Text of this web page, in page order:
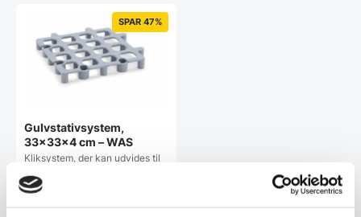
SPAR 47%
Gulvstativsystem,
33x33x4 cm – WAS
Kliksystem, der kan udvides til
luftcirkulation Statisk…